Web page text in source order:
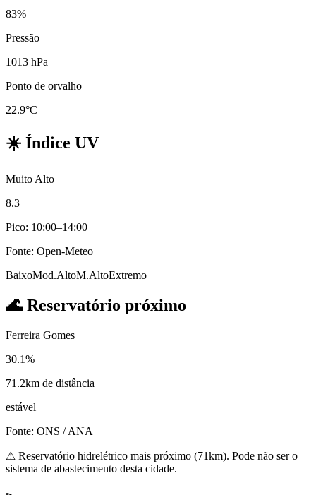
83%
Pressão
1013 hPa
Ponto de orvalho
22.9°C
☀️ Índice UV
Muito Alto
8.3
Pico: 10:00–14:00
Fonte: Open-Meteo
BaixoMod.AltoM.AltoExtremo
🌊Reservatório próximo
Ferreira Gomes
30.1%
71.2km de distância
estável
Fonte: ONS / ANA
⚠ Reservatório hidrelétrico mais próximo (71km). Pode não ser o
sistema de abastecimento desta cidade.